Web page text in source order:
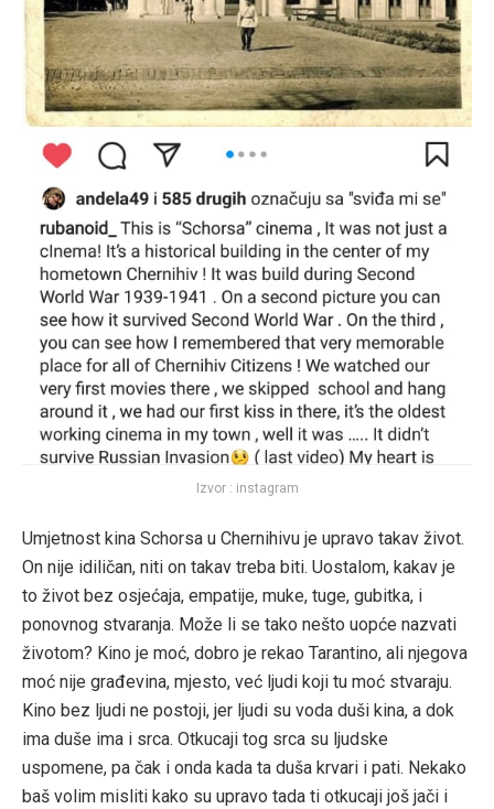
Izvor : instagram
Umjetnost kina Schorsa u Chernihivu je upravo takav život.
On nije idiličan, niti on takav treba biti. Uostalom, kakav je
to život bez osjećaja, empatije, muke, tuge, gubitka, i
ponovnog stvaranja. Može li se tako nešto uopće nazvati
životom? Kino je moć, dobro je rekao Tarantino, ali njegova
moć nije građevina, mjesto, već ljudi koji tu moć stvaraju.
Kino bez ljudi ne postoji, jer ljudi su voda duši kina, a dok
ima duše ima i srca. Otkucaji tog srca su ljudske
uspomene, pa čak i onda kada ta duša krvari i pati. Nekako
baš volim misliti kako su upravo tada ti otkucaji još jači i